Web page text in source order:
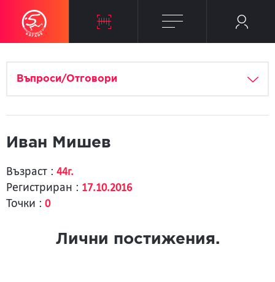
Въпроси/Отговори
Иван Мишев
Възраст : 44г.
Регистриран : 17.10.2016
Точки : 0
Лични постижения.